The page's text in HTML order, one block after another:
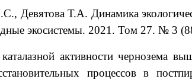
, ДевятоваТ.А. Динамика
экосистемы. 2021. Том 27. № 3
активности чернозема
процессов в